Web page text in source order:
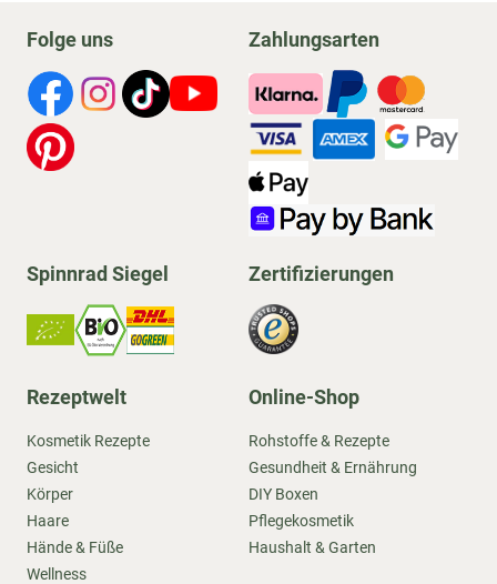
Folge uns Zahlungsarten
Spinnrad Siegel Zertifizierungen
Rezeptwelt
Kosmetik Rezepte
Gesicht
Körper
Haare
Hände & Füße
Wellness
Online-Shop
Rohstoffe & Rezepte
Gesundheit & Ernährung
DIY Boxen
Pflegekosmetik
Haushalt & Garten